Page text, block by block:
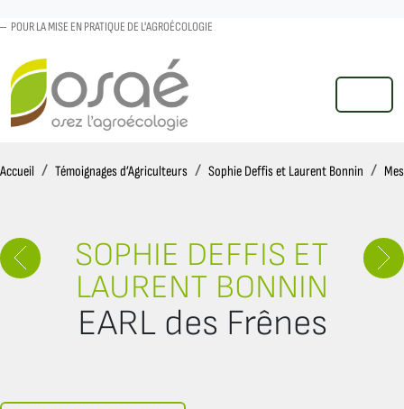
POUR LA MISE EN PRATIQUE DE L'AGROÉCOLOGIE
MENU
Accueil AccueilTémoignages d’Agriculteurs Sophie Deffis et Laurent Bonnin
SOPHIE DEFFIS ET
LAURENT BONNIN
EARL des Frênes